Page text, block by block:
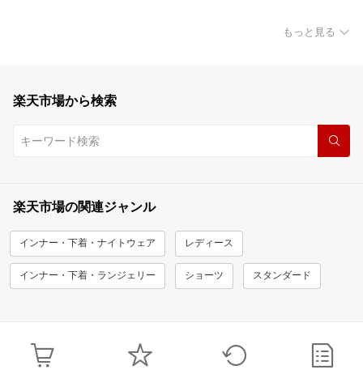
もっと見る
楽天市場から検索
楽天市場の関連ジャンル
インナー・下着・ナイトウェア レディース
インナー・下着・ランジェリー ショーツ スタンダード